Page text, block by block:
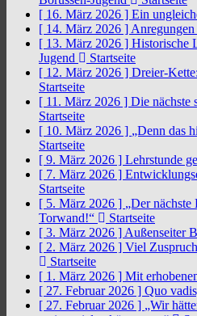
[ 16. März 2026 ] Ein
[ 14. März 2026 ]
[ 13. März 2026 ] Historische
Jugend
Startseite
[ 12. März 2026 ] Dreier-
Startseite
[ 11. März 2026 ] Die nächste
Startseite
[ 10. März 2026 ] „Denn das
Startseite
[ 9. März 2026 ] Lehrstunde
[ 7. März 2026 ]
Startseite
[ 5. März 2026 ] „Der
Torwand!“
Startseite
[ 3. März 2026 ] Außenseiter
[ 2. März 2026 ] Viel
Startseite
[ 1. März 2026 ] Mit
[ 27. Februar 2026 ] Quo
[ 27. Februar 2026 ] „Wir